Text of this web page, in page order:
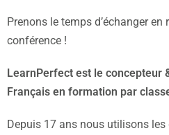
Prenons le temps d’échanger
conférence !
LearnPerfect est le concepteur
Français en formation par
Depuis 17 ans nous utilisons